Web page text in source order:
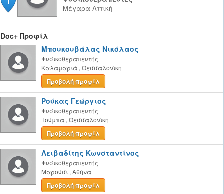
Μέγαρα Αττική
Doc+ Προφίλ
Μπουκουβάλας Νικόλαος
Φυσικοθεραπευτής
Καλαμαριά , Θεσσαλονίκη
Προβολή προφίλ
Ρούκας Γεώργιος
Φυσικοθεραπευτής
Τούμπα , Θεσσαλονίκη
Προβολή προφίλ
Λειβαδίτης Κωνσταντίνος
Φυσικοθεραπευτής
Μαρούσι , Αθήνα
Προβολή προφίλ